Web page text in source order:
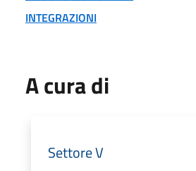
INTEGRAZIONI
A cura di
Settore V